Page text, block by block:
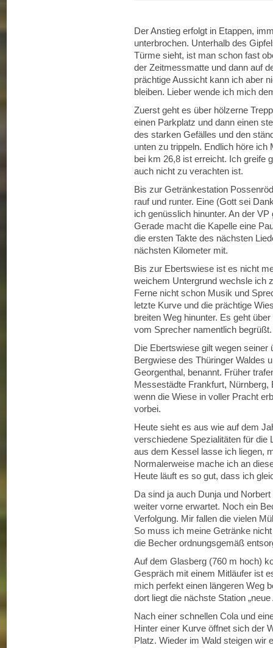
Der Anstieg erfolgt in Etappen,
unterbrochen. Unterhalb des
Türme sieht, ist man schon fast
der Zeitmessmatte und dann auf
prächtige Aussicht kann ich aber
bleiben. Lieber wende ich mich
Zuerst geht es über hölzerne
einen Parkplatz und dann einen
des starken Gefälles und den
unten zu trippeln. Endlich höre
bei km 26,8 ist erreicht. Ich greife
auch nicht zu verachten ist.
Bis zur Getränkestation
rauf und runter. Eine (Gott sei
ich genüsslich hinunter. An der
Gerade macht die Kapelle eine
die ersten Takte des nächsten
nächsten Kilometer mit.
Bis zur Ebertswiese ist es nicht
weichem Untergrund wechsle ich
Ferne nicht schon Musik und
letzte Kurve und die prächtige
breiten Weg hinunter. Es geht
vom Sprecher namentlich begrüßt.
Die Ebertswiese gilt wegen seiner
Bergwiese des Thüringer Waldes
Georgenthal, benannt. Früher
Messestädte Frankfurt, Nürnberg,
wenn die Wiese in voller Pracht
vorbei.
Heute sieht es aus wie auf dem
verschiedene Spezialitäten für die
aus dem Kessel lasse ich liegen,
Normalerweise mache ich an
Heute läuft es so gut, dass ich
Da sind ja auch Dunja und
weiter vorne erwartet. Noch ein
Verfolgung. Mir fallen die vielen
So muss ich meine Getränke
die Becher ordnungsgemäß
Auf dem Glasberg (760 m hoch)
Gespräch mit einem Mitläufer ist
mich perfekt einen längeren Weg
dort liegt die nächste Station
Nach einer schnellen Cola und
Hinter einer Kurve öffnet sich der
Platz. Wieder im Wald steigen wir